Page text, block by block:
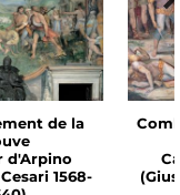
de la
d'Arpino
1568-